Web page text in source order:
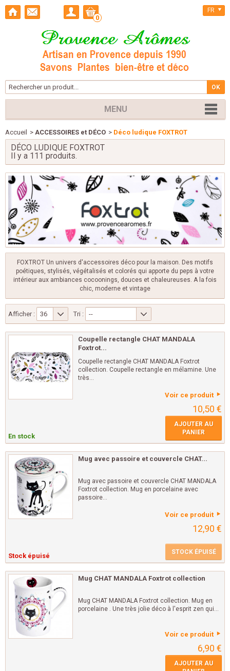
0
FR
MENU
Accueil > ACCESSOIRES et DÉCO > Déco ludique FOXTROT
DÉCO LUDIQUE FOXTROT
Il y a 111 produits.
FOXTROT Un univers d'accessoires déco pour la maison. Des motifs
poétiques, stylisés, végétalisés et colorés qui apporte du peps à votre
intérieur aux ambiances cocoonings, douces et chaleureuses. A la fois
chic, moderne et vintage
Afficher : 36 Tri : --
Coupelle rectangle CHAT MANDALA
Foxtrot...
Coupelle rectangle CHAT MANDALA Foxtrot
collection. Coupelle rectangle en mélamine. Une
très...
Voir ce produit
10,50 €
En stock
AJOUTER AU
PANIER
Mug avec passoire et couvercle CHAT...
Mug avec passoire et couvercle CHAT MANDALA
Foxtrot collection. Mug en porcelaine avec
passoire...
Voir ce produit
12,90 €
Stock épuisé STOCK ÉPUISÉ
Mug CHAT MANDALA Foxtrot collection
Mug CHAT MANDALA Foxtrot collection. Mug en
porcelaine . Une très jolie déco à l'esprit zen qui...
Voir ce produit
6,90 €
AJOUTER AU